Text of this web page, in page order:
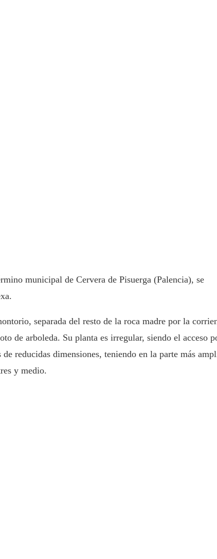
municipal de Cervera de Pisuerga (Palencia), se
separada del resto de la roca madre por la
de arboleda. Su planta es irregular, siendo el acceso
reducidas dimensiones, teniendo en la parte más
y medio.